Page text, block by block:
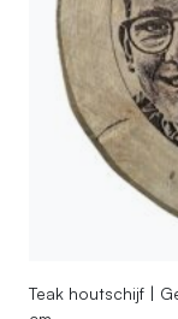
Teak houtschijf |